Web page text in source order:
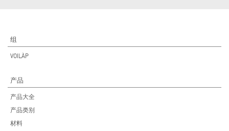
组
VOILÀP
产品
产品大全
产品类别
材料